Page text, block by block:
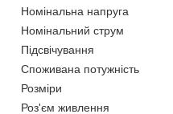
Номінальна напруга
Номінальний струм
Підсвічування
Споживана потужність
Розміри
Роз'єм живлення